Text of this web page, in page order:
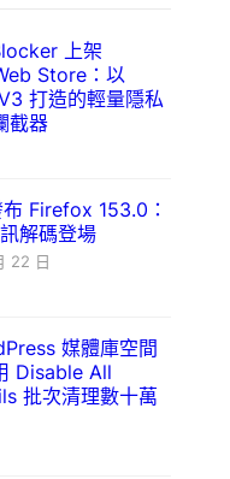
上架
Store：以
打造的輕量隱私
截器
Firefox 153.0：
解碼登場
22 日
媒體庫空間
Disable All
批次清理數十萬